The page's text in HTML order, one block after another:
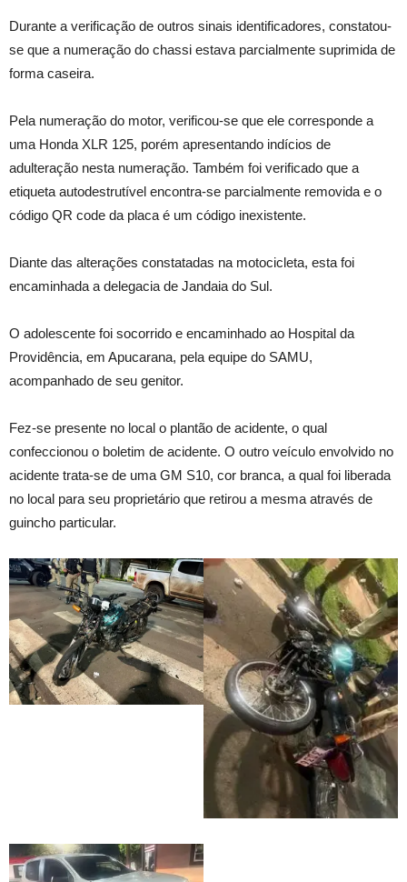
Durante a verificação de outros sinais identificadores, constatou-
se que a numeração do chassi estava parcialmente suprimida de
forma caseira.
Pela numeração do motor, verificou-se que ele corresponde a
uma Honda XLR 125, porém apresentando indícios de
adulteração nesta numeração. Também foi verificado que a
etiqueta autodestrutível encontra-se parcialmente removida e o
código QR code da placa é um código inexistente.
Diante das alterações constatadas na motocicleta, esta foi
encaminhada a delegacia de Jandaia do Sul.
O adolescente foi socorrido e encaminhado ao Hospital da
Providência, em Apucarana, pela equipe do SAMU,
acompanhado de seu genitor.
Fez-se presente no local o plantão de acidente, o qual
confeccionou o boletim de acidente. O outro veículo envolvido no
acidente trata-se de uma GM S10, cor branca, a qual foi liberada
no local para seu proprietário que retirou a mesma através de
guincho particular.